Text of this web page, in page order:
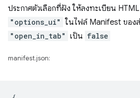
ประกาศตัวเลือกที่ฝัง ให้ลงทะเบียน
"options_ui" ในไฟล์ Manifest ของ
"open_in_tab" เป็น false
manifest.json: